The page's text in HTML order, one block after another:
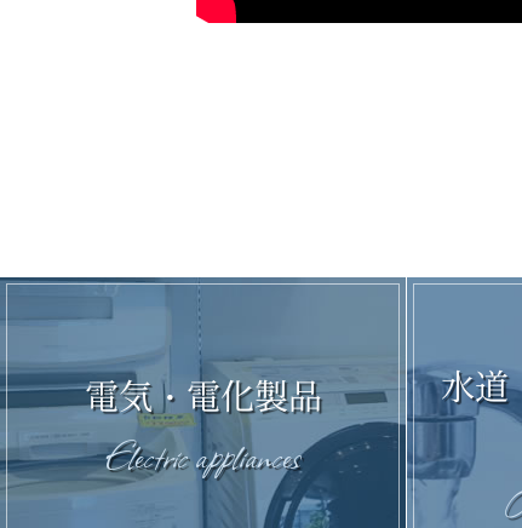
電気・電化製品
Electric appliances
水道